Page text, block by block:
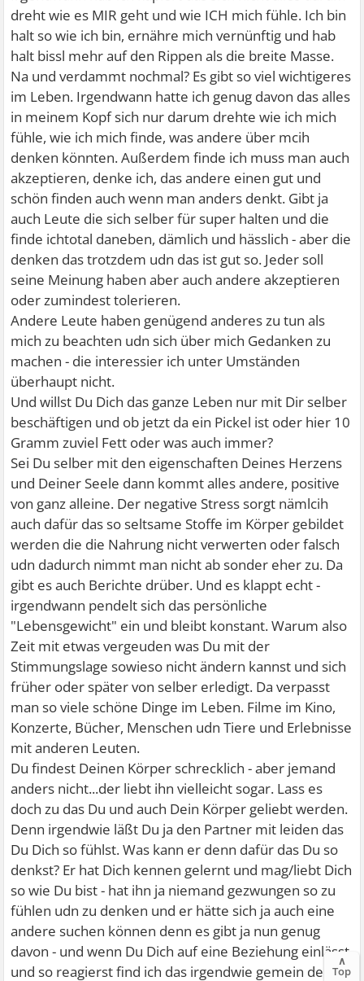
dreht wie es MIR geht und wie ICH mich fühle. Ich bin
halt so wie ich bin, ernähre mich vernünftig und hab
halt bissl mehr auf den Rippen als die breite Masse.
Na und verdammt nochmal? Es gibt so viel wichtigeres
im Leben. Irgendwann hatte ich genug davon das alles
in meinem Kopf sich nur darum drehte wie ich mich
fühle, wie ich mich finde, was andere über mcih
denken könnten. Außerdem finde ich muss man auch
akzeptieren, denke ich, das andere einen gut und
schön finden auch wenn man anders denkt. Gibt ja
auch Leute die sich selber für super halten und die
finde ichtotal daneben, dämlich und hässlich - aber die
denken das trotzdem udn das ist gut so. Jeder soll
seine Meinung haben aber auch andere akzeptieren
oder zumindest tolerieren.
Andere Leute haben genügend anderes zu tun als
mich zu beachten udn sich über mich Gedanken zu
machen - die interessier ich unter Umständen
überhaupt nicht.
Und willst Du Dich das ganze Leben nur mit Dir selber
beschäftigen und ob jetzt da ein Pickel ist oder hier 10
Gramm zuviel Fett oder was auch immer?
Sei Du selber mit den eigenschaften Deines Herzens
und Deiner Seele dann kommt alles andere, positive
von ganz alleine. Der negative Stress sorgt nämlcih
auch dafür das so seltsame Stoffe im Körper gebildet
werden die die Nahrung nicht verwerten oder falsch
udn dadurch nimmt man nicht ab sonder eher zu. Da
gibt es auch Berichte drüber. Und es klappt echt -
irgendwann pendelt sich das persönliche
"Lebensgewicht" ein und bleibt konstant. Warum also
Zeit mit etwas vergeuden was Du mit der
Stimmungslage sowieso nicht ändern kannst und sich
früher oder später von selber erledigt. Da verpasst
man so viele schöne Dinge im Leben. Filme im Kino,
Konzerte, Bücher, Menschen udn Tiere und Erlebnisse
mit anderen Leuten.
Du findest Deinen Körper schrecklich - aber jemand
anders nicht...der liebt ihn vielleicht sogar. Lass es
doch zu das Du und auch Dein Körper geliebt werden.
Denn irgendwie läßt Du ja den Partner mit leiden das
Du Dich so fühlst. Was kann er denn dafür das Du so
denkst? Er hat Dich kennen gelernt und mag/liebt Dich
so wie Du bist - hat ihn ja niemand gezwungen so zu
fühlen udn zu denken und er hätte sich ja auch eine
andere suchen können denn es gibt ja nun genug
davon - und wenn Du Dich auf eine Beziehung einlässt
und so reagierst find ich das irgendwie gemein denn
∧
Top